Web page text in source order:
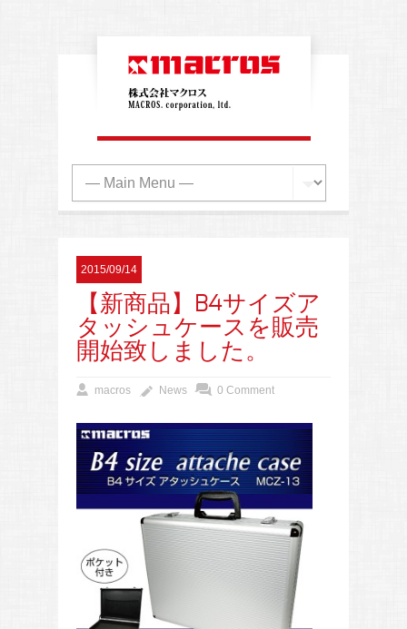
2015/09/14
【新商品】B4サイズア
タッシュケースを販売
開始致しました。
macros News 0 Comment